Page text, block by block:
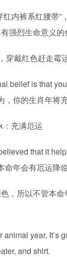
红内裤系红腰带
强烈生命意义的
穿戴红色赶走霉
belief is that
你的生肖年将充
：充满厄运
that it
命年会有厄运降
，所以不管本
animal year, It’s
and shirt.